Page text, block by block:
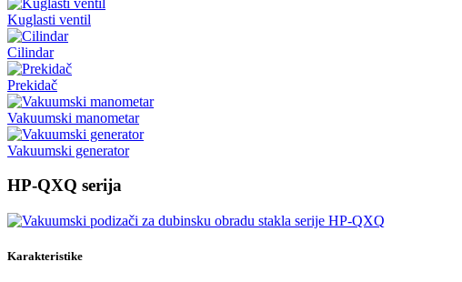
Kuglasti ventil
Cilindar
Prekidač
Vakuumski manometar
Vakuumski generator
HP-QXQ serija
Karakteristike